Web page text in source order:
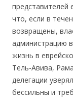
представителей
что, если в
возвращены,
администрацию
жизнь в
Тель-Авива,
делегации
бессильны и